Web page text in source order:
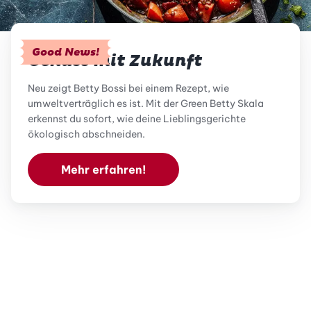
Good News!
Genuss mit Zukunft
Neu zeigt Betty Bossi bei einem Rezept, wie
umweltverträglich es ist. Mit der Green Betty Skala
erkennst du sofort, wie deine Lieblingsgerichte
ökologisch abschneiden.
Mehr erfahren!